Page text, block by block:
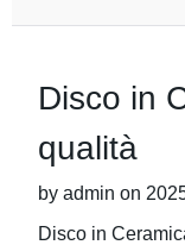
Disco in
qualità
by admin on
Disco in